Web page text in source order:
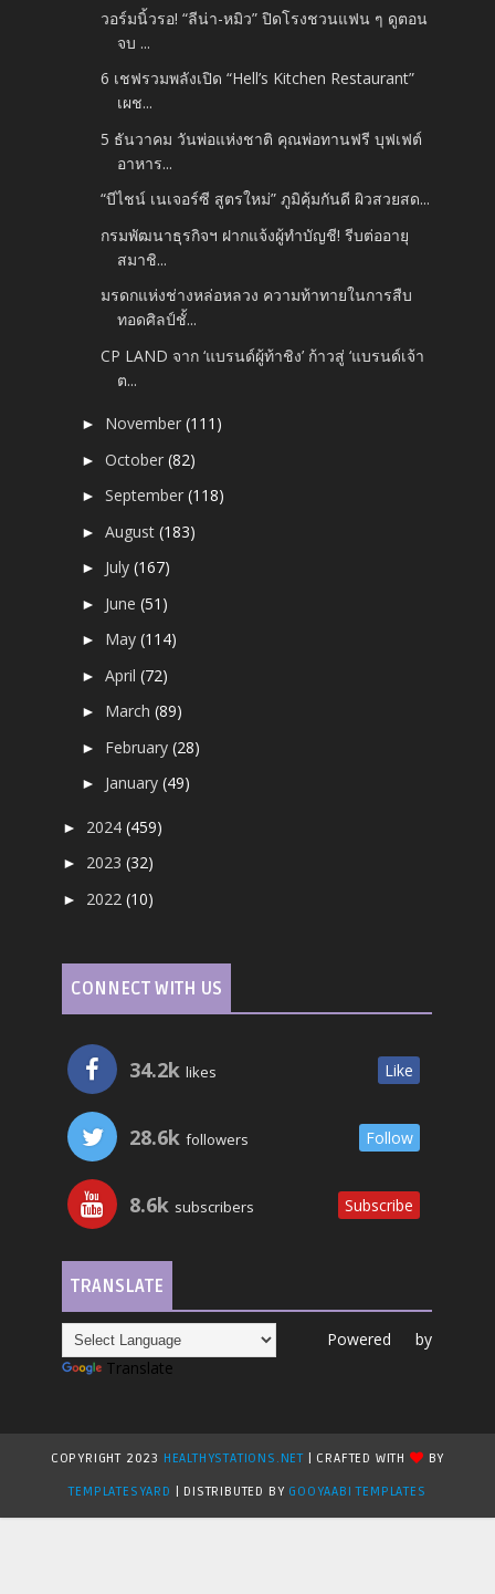
วอร์มนิ้วรอ! “ลีน่า-หมิว” ปิดโรงชวนแฟน ๆ ดูตอน
จบ ...
6 เชฟรวมพลังเปิด “Hell’s Kitchen Restaurant”
เผช...
5 ธันวาคม วันพ่อแห่งชาติ คุณพ่อทานฟรี บุฟเฟต์
อาหาร...
“บีไชน์ เนเจอร์ซี สูตรใหม่” ภูมิคุ้มกันดี ผิวสวยสด...
กรมพัฒนาธุรกิจฯ ฝากแจ้งผู้ทำบัญชี! รีบต่ออายุ
สมาชิ...
มรดกแห่งช่างหล่อหลวง ความท้าทายในการสืบ
ทอดศิลป์ชั้...
CP LAND จาก ‘แบรนด์ผู้ท้าชิง’ ก้าวสู่ ‘แบรนด์เจ้า
ต...
► November(111)
►October(82)
►September(118)
►August(183)
► July(167)
► June(51)
► May(114)
►April(72)
► March(89)
► February(28)
► January(49)
► 2024(459)
► 2023(32)
► 2022(10)
CONNECT WITH US
34.2k likes Like
28.6k followers Follow
8.6k subscribers Subscribe
TRANSLATE
Powered by
Translate
COPYRIGHT 2023 HEALTHYSTATIONS.NET | CRAFTED WITH
BY
TEMPLATESYARD
| DISTRIBUTED BY GOOYAABI TEMPLATES